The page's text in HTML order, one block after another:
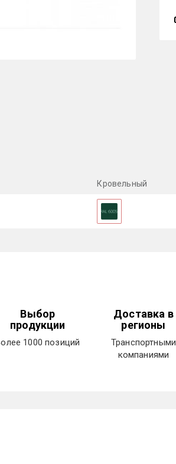
Кровельный
Выбор
продукции
1000 позиций
Доставка в
регионы
Транспортными
компаниями